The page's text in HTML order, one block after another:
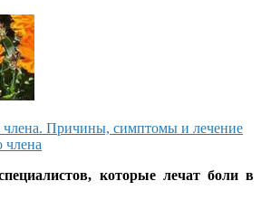
члена. Причины, симптомы и лечение
члена
которые лечат боли в